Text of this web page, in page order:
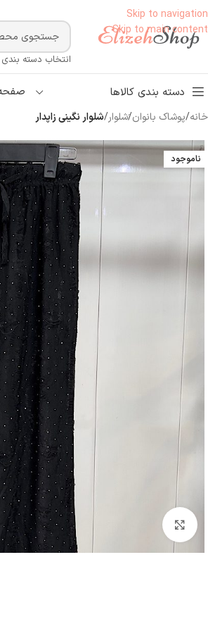
Skip to navigation
Skip to main content
انتخاب دسته بندی
دسته بندی کالاها
خانه/پوشاک بانوان/َشلوار/شلوار نگینی زاپدار
ناموجود